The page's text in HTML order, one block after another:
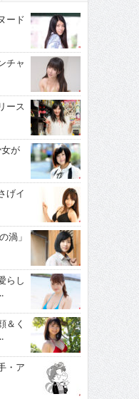
ード
チャ
ース
が
げイ
渦」
らし
＆く
・ア